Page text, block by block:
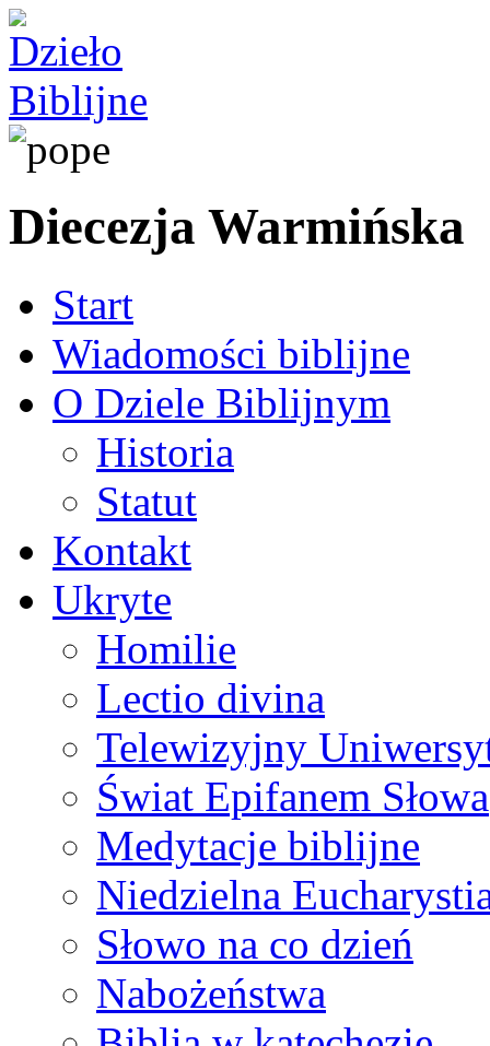
Diecezja Warmińska
Start
Wiadomości biblijne
O Dziele Biblijnym
Historia
Statut
Kontakt
Ukryte
Homilie
Lectio divina
Telewizyjny
Świat Epifanem Słowa
Medytacje biblijne
Niedzielna
Słowo na co dzień
Nabożeństwa